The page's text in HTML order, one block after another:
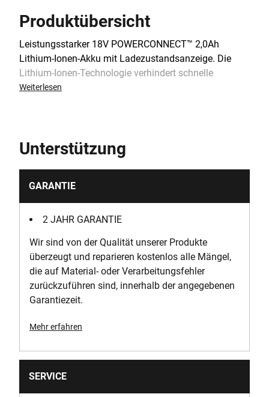
Produktübersicht
Leistungsstarker 18V POWERCONNECT™ 2,0Ah
Lithium-Ionen-Akku mit Ladezustandsanzeige. Die
Lithium-Ionen-Technologie verhindert schnelle
Selbstentladung, so dass der Akku immer
oder Überhitzung. Ein robustes und kompaktes
Akkugehäuse gewährleistet lange Lebensdauer. Die
Abrufen des aktuellen Ladezustands. Der Akku ist mit
allen 18V POWERCONNECT™ Akkugeräten
kompatibel.* Die Auswahl ist riesig – vom Akkusauger
POWERCONNECT™ ist stark und zuverlässig in jedem
passenden Produkt. *Ausgenommen ist der BCD900
SDS-Hammerbohrer.
Weiterlesen
Unterstützung
GARANTIE
2 JAHR GARANTIE
Wir sind von der Qualität unserer Produkte
überzeugt und reparieren kostenlos alle Mängel,
die auf Material- oder Verarbeitungsfehler
zurückzuführen sind, innerhalb der angegebenen
Garantiezeit.
Mehr erfahren
SERVICE